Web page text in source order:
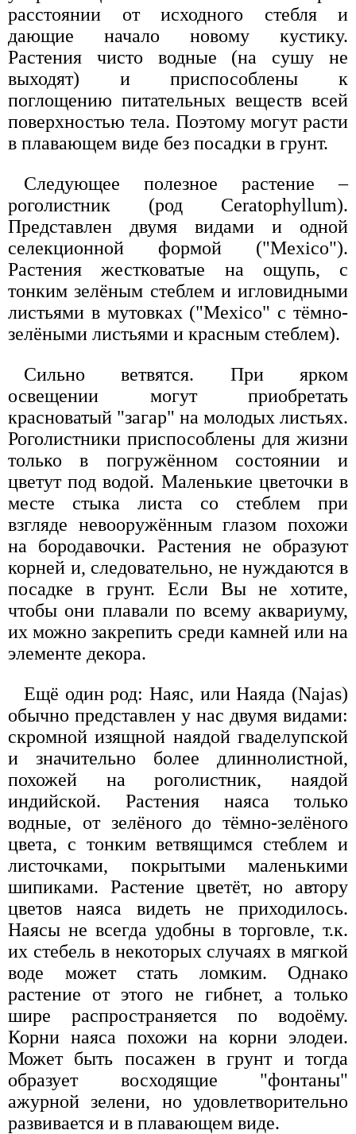
расстоянии от исходного стебля и
дающие начало новому кустику.
Растения чисто водные (на сушу не
выходят) и приспособлены к
поглощению питательных веществ всей
поверхностью тела. Поэтому могут расти
в плавающем виде без посадки в грунт.
Следующее полезное растение –
роголистник (род Ceratophyllum).
Представлен двумя видами и одной
селекционной формой ("Mexico").
Растения жестковатые на ощупь, с
тонким зелёным стеблем и игловидными
листьями в мутовках ("Mexico" с тёмно-
зелёными листьями и красным стеблем).
Сильно ветвятся. При ярком
освещении могут приобретать
красноватый "загар" на молодых листьях.
Роголистники приспособлены для жизни
только в погружённом состоянии и
цветут под водой. Маленькие цветочки в
месте стыка листа со стеблем при
взгляде невооружённым глазом похожи
на бородавочки. Растения не образуют
корней и, следовательно, не нуждаются в
посадке в грунт. Если Вы не хотите,
чтобы они плавали по всему аквариуму,
их можно закрепить среди камней или на
элементе декора.
Ещё один род: Наяс, или Наяда (Najas)
обычно представлен у нас двумя видами:
скромной изящной наядой гваделупской
и значительно более длиннолистной,
похожей на роголистник, наядой
индийской. Растения наяса только
водные, от зелёного до тёмно-зелёного
цвета, с тонким ветвящимся стеблем и
листочками, покрытыми маленькими
шипиками. Растение цветёт, но автору
цветов наяса видеть не приходилось.
Наясы не всегда удобны в торговле, т.к.
их стебель в некоторых случаях в мягкой
воде может стать ломким. Однако
растение от этого не гибнет, а только
шире распространяется по водоёму.
Корни наяса похожи на корни элодеи.
Может быть посажен в грунт и тогда
образует восходящие "фонтаны"
ажурной зелени, но удовлетворительно
развивается и в плавающем виде.